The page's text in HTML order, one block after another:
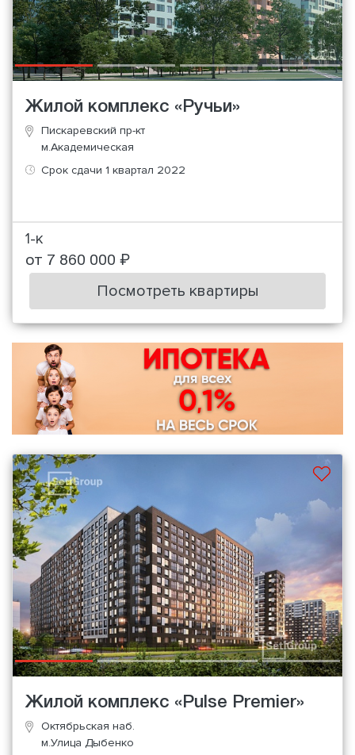
Жилой комплекс «Ручьи»
Пискаревский пр-кт
м.Академическая
Срок сдачи 1 квартал 2022
1-к
от 7 860 000 ₽
Посмотреть квартиры
Жилой комплекс «Pulse Premier»
Октябрьская наб.
м.Улица Дыбенко